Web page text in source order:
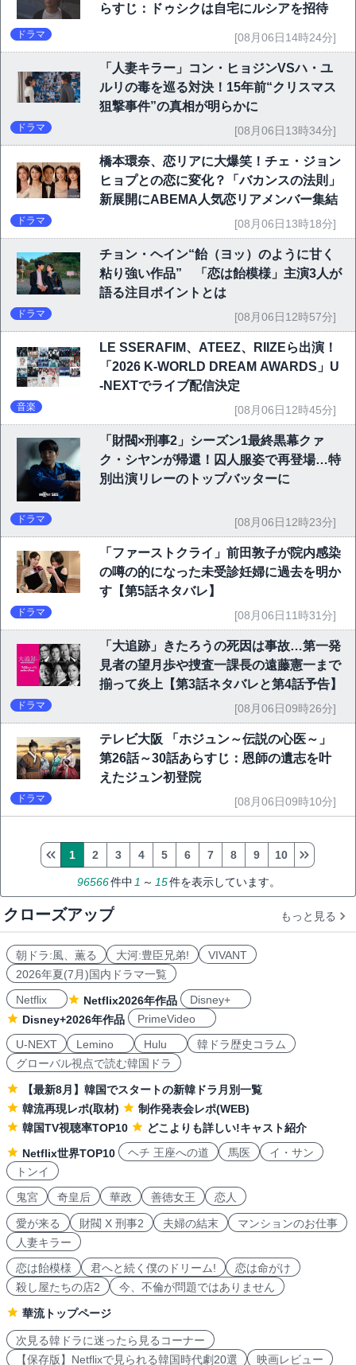
らすじ：ドゥシクは自宅にルシアを招待
ドラマ [08月06日14時24分]
「人妻キラー」コン・ヒョジンVSハ・ユ
ルリの毒を巡る対決！15年前“クリスマス
狙撃事件”の真相が明らかに
ドラマ [08月06日13時34分]
橋本環奈、恋リアに大爆笑！チェ・ジョン
ヒョプとの恋に変化？「バカンスの法則」
新展開にABEMA人気恋リアメンバー集結
ドラマ [08月06日13時18分]
チョン・ヘイン“飴（ヨッ）のように甘く
粘り強い作品” 「恋は飴模様」主演3人が
語る注目ポイントとは
ドラマ [08月06日12時57分]
LE SSERAFIM、ATEEZ、RIIZEら出演！
「2026 K-WORLD DREAM AWARDS」U
-NEXTでライブ配信決定
音楽 [08月06日12時45分]
「財閥×刑事2」シーズン1最終黒幕クァ
ク・シヤンが帰還！囚人服姿で再登場…特
別出演リレーのトップバッターに
ドラマ [08月06日12時23分]
「ファーストクライ」前田敦子が院内感染
の噂の的になった未受診妊婦に過去を明か
す【第5話ネタバレ】
ドラマ [08月06日11時31分]
「大追跡」きたろうの死因は事故…第一発
見者の望月歩や捜査一課長の遠藤憲一まで
揃って炎上【第3話ネタバレと第4話予告】
ドラマ [08月06日09時26分]
テレビ大阪 「ホジュン～伝説の心医～」
第26話～30話あらすじ：恩師の遺志を叶
えたジュン初登院
ドラマ [08月06日09時10分]
96566件中 1 ～ 15件を表示しています。
1 2 3 4 5 6 7 8 9 10
クローズアップ もっと見る
朝ドラ:風、薫る 大河:豊臣兄弟!
VIVANT
2026年夏(7月)国内ドラマ一覧
Netflix
Netflix2026年作品
Disney+
Disney+2026年作品
PrimeVideo
U-NEXT
Lemino Hulu
韓ドラ歴史コラム
グローバル視点で読む韓国ドラ
【最新8月】韓国でスタートの新韓ドラ月別一覧
韓流再現レポ(取材)
制作発表会レポ(WEB)
韓国TV視聴率TOP10
どこよりも詳しい!キャスト紹介
Netflix世界TOP10
ヘチ 王座への道 馬医
イ・サン
トンイ
鬼宮
奇皇后 華政 善徳女王 恋人
愛が来る 財閥 X 刑事2 夫婦の結末
マンションのお仕事
人妻キラー
恋は飴模様
君へと続く僕のドリーム!
恋は命がけ
殺し屋たちの店2
今、不倫が問題ではありません
華流トップページ
次見る韓ドラに迷ったら見るコーナー
【保存版】Netflixで見られる韓国時代劇20選
映画レビュー